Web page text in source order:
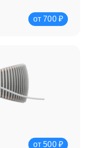
от 700 ₽
от 500 ₽